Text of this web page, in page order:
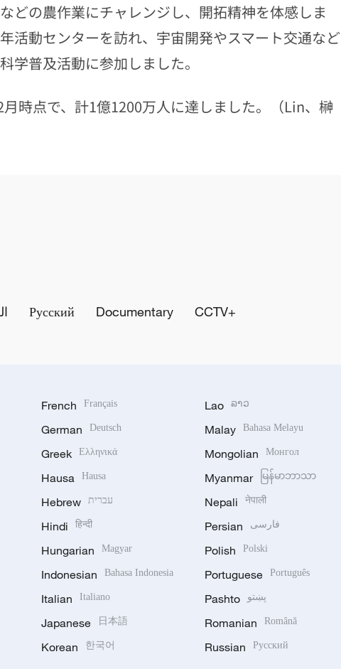
どの農作業にチャレンジし、開拓精神を体感しま
活動センターを訪れ、宇宙開発やスマート交通など
学普及活動に参加しました。
時点で、計1億1200万人に達しました。（Lin、榊
Русский Documentary CCTV+
French Français
German Deutsch
Greek Ελληνικά
Hausa Hausa
Hebrew עברית
Hindi हिन्दी
Hungarian Magyar
Indonesian Bahasa Indonesia
Italian Italiano
Japanese 日本語
Korean 한국어
Lao ລາວ
Malay Bahasa Melayu
Mongolian Монгол
Myanmar မြန်မာဘာသာ
Nepali नेपाली
Persian فارسی
Polish Polski
Portuguese Português
Pashto پښتو
Romanian Română
Russian Русский